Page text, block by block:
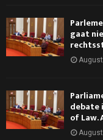
gaat
debate
of Law.